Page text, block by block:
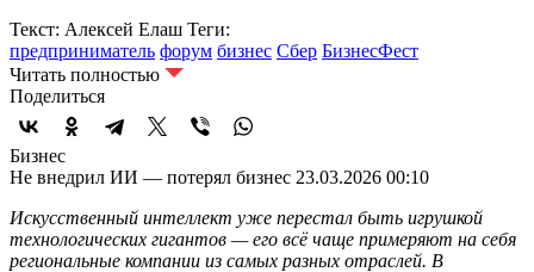
Текст: Алексей Елаш Теги:
предприниматель форум бизнес Сбер БизнесФест
Читать полностью
Поделиться
Бизнес
Не внедрил ИИ — потерял бизнес 23.03.2026 00:10
Искусственный интеллект уже перестал быть игрушкой
технологических гигантов — его всё чаще примеряют на себя
региональные компании из самых разных отраслей. В